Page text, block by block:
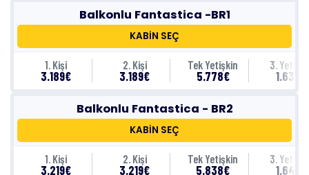
Balkonlu Fantastica -BR1
KABİN SEÇ
1. Kişi
3.189€
2. Kişi
3.189€
Tek Yetişkin
5.778€
3.
1.639€
Balkonlu Fantastica - BR2
KABİN SEÇ
1. Kişi
3.219€
2. Kişi
3.219€
Tek Yetişkin
5.838€
3.
1.649€